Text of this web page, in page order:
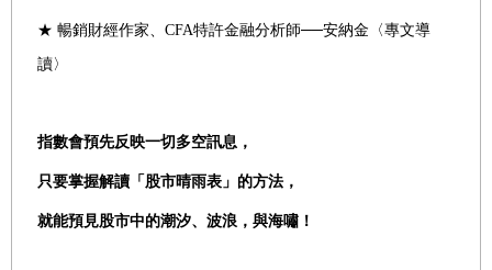
★ 暢銷財經作家、CFA特許金融分析師──安納金〈專文導
讀〉
指數會預先反映一切多空訊息，
只要掌握解讀「股市晴雨表」的方法，
就能預見股市中的潮汐、波浪，與海嘯！